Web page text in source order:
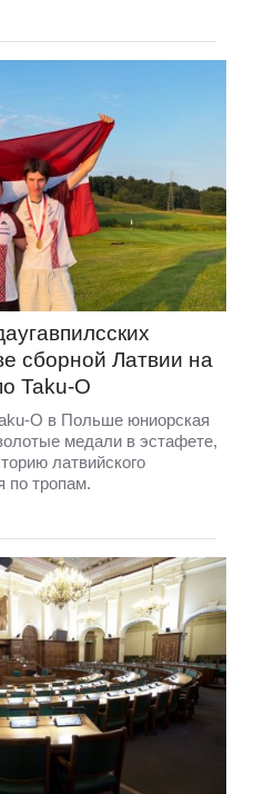
сборной Латвии на
Taku-O
O в Польше юниорская
медали в эстафете,
латвийского
по тропам.